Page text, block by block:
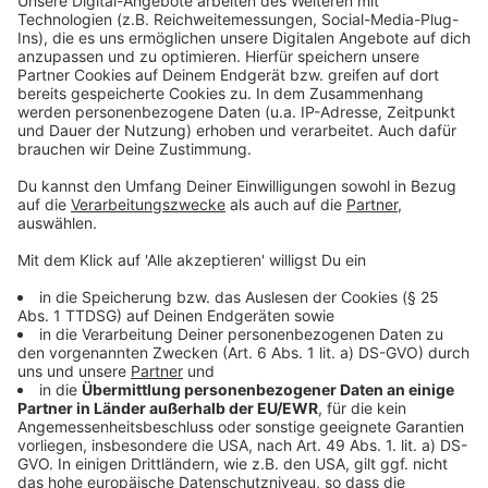
Erste Spielzeit unter neuem Intendanten am
Düsseldorfer Schauspielhaus
Events rund um Christi Himmelfahrt in Düsseldorf
Programm für das Düsseldorfer asphalt Festival steht
fest
Anzeige
Folge uns für mehr News & Updates:
Anzeige
Instagram|Facebook|WhatsApp-Kanal